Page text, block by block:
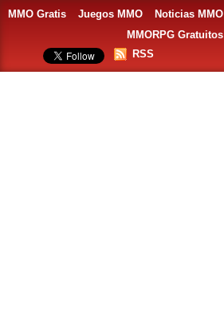
MMO Gratis Juegos MMO Noticias MMO
MMORPG Gratuitos
RSS